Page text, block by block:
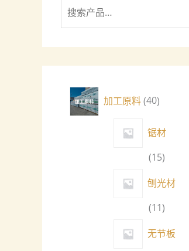
加工原料 40
锯材
15
刨光材
11
无节板